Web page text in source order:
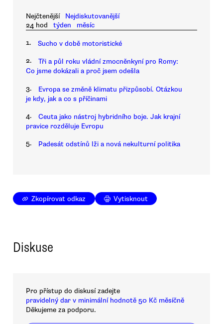
Nejčtenější
Nejdiskutovanější
24 hod
týden měsíc
1. Sucho v době motoristické
2.
Tři a půl roku vládní zmocněnkyní pro Romy:
Co jsme dokázali a proč jsem odešla
3.
Evropa se změně klimatu přizpůsobí. Otázkou
je kdy, jak a co s příčinami
4.
Ceuta jako nástroj hybridního boje. Jak krajní
pravice rozděluje Evropu
5. Padesát odstínů lži a nová nekulturní politika
Zkopírovat odkaz Vytisknout
Diskuse
Pro přístup do diskusí zadejte
pravidelný dar v minimální hodnotě 50 Kč měsíčně
Děkujeme za podporu.